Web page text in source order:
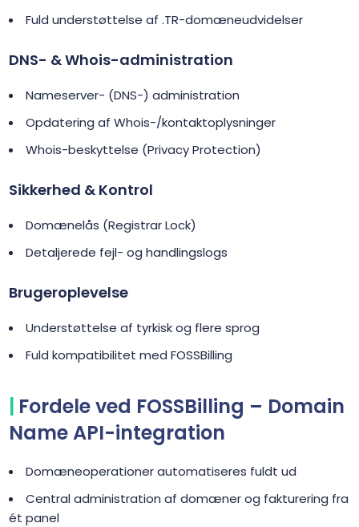
Fuld understøttelse af .TR-domæneudvidelser
DNS- & Whois-administration
Nameserver- (DNS-) administration
Opdatering af Whois-/kontaktoplysninger
Whois-beskyttelse (Privacy Protection)
Sikkerhed & Kontrol
Domænelås (Registrar Lock)
Detaljerede fejl- og handlingslogs
Brugeroplevelse
Understøttelse af tyrkisk og flere sprog
Fuld kompatibilitet med FOSSBilling
Fordele ved FOSSBilling – Domain
Name API-integration
Domæneoperationer automatiseres fuldt ud
Central administration af domæner og fakturering fra
ét panel